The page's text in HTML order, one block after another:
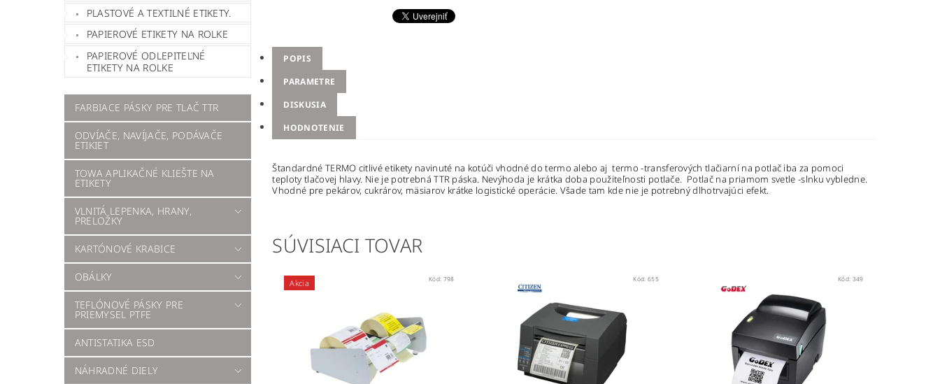
PLASTOVÉ A TEXTILNÉ ETIKETY.
PAPIEROVÉ ETIKETY NA ROLKE
PAPIEROVÉ ODLEPITEĽNÉ
ETIKETY NA ROLKE
FARBIACE PÁSKY PRE TLAČ TTR
ODVÍAČE, NAVÍJAČE, PODÁVAČE
ETIKIET
TOWA APLIKAČNÉ KLIEŠTE NA
ETIKETY
VLNITÁ LEPENKA, HRANY,
PRELOŽKY
KARTÓNOVÉ KRABICE
OBÁLKY
TEFLÓNOVÉ PÁSKY PRE
PRIEMYSEL PTFE
ANTISTATIKA ESD
NÁHRADNÉ DIELY
POPIS
PARAMETRE
DISKUSIA
HODNOTENIE
Štandardné TERMO citlivé etikety navinuté na kotúči vhodné do termo alebo aj termo -transferových tlačiarní na potlač iba za pomoci
teploty tlačovej hlavy. Nie je potrebná TTR páska. Nevýhoda je krátka doba použiteľnosti potlače. Potlač na priamom svetle -slnku vybledne.
Vhodné pre pekárov, cukrárov, mäsiarov krátke logistické operácie. Všade tam kde nie je potrebný dlhotrvajúci efekt.
SÚVISIACI TOVAR
Akcia Kód: 798 Kód:655 Kód: 349